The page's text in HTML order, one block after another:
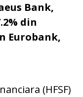
Bank,
din
Eurobank,
(HFSF)